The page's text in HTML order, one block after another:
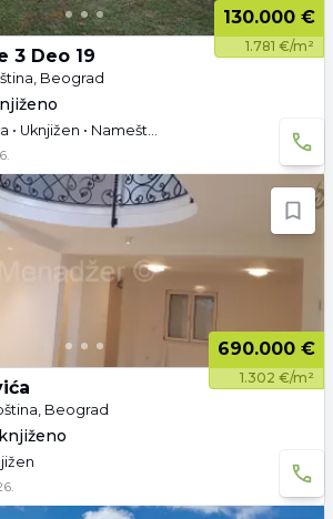
130.000 €
1.781 €/m²
3 Deo 19
Beograd
Vlasnik • Jednoetažna • Uknjižen • Namešteno
690.000 €
1.302 €/m²
Beograd